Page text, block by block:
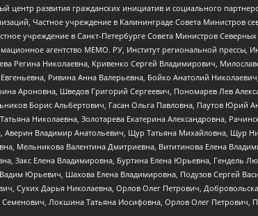
центр развития гражданских инициатив и социального
Частное учреждение в Калининграде Совета Министров
учреждение в Санкт-Петербурге Совета Министров
агентство МЕМО. РУ, Институт региональной
Регина Николаевна, Кривенко Сергей Владимирович,
Ривина Анна Валерьевна, Бойко Анатолий
Ароновна, Шведов Григорий Сергеевич, Пономарев Лев
Борис Альбертович, Гасан Ольга Павловна, Паутов Юрий
Николаевна, Золотарева Екатерина Александровна,
Владимир Анатольевич, Щур Татьяна Михайловна, Щур
Мельникова Валентина Дмитриевна, Вититинова Елена
Закс Елена Владимировна, Буртина Елена Юрьевна, Гендель
Юрьевич, Шахова Елена Владимировна, Подузов Сергей
Сухих Дарья Николаевна, Орлов Олег Петрович,
Локшина Татьяна Иосифовна, Орлов Олег